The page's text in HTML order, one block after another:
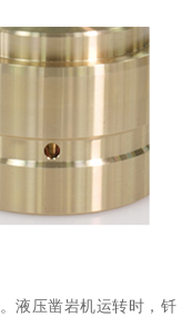
液压凿岩机运转时，钎